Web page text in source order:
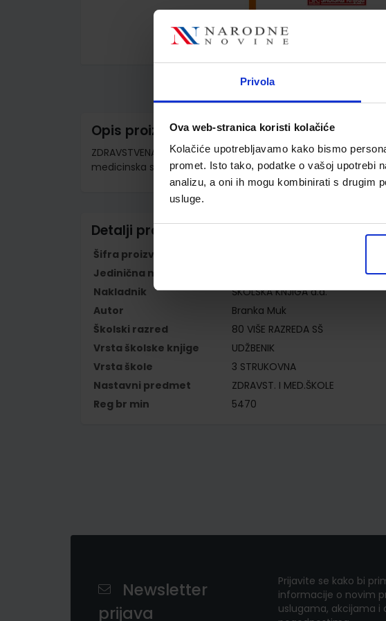
Privola
Ova web-stranica koristi kolačiće
Kolačiće upotrebljavamo kako bismo
promet. Isto tako, podatke o vašoj upotrebi
analizu, a oni ih mogu kombinirati s drugim
usluge.
gallery
Opis proizvoda
ZDRAVSTVENA NJEGA PSIHIJATRIJSKIH BOLESNIKA;
medicinska sestra opće njege/medicinski tehničar opće
Detalji proizvoda
Šifra proizvoda
Jedinična mjera
Nakladnik
ŠKOLSKA KNJIGA d.d.
Autor
Branka Muk
Školski razred
80 VIŠE RAZREDA SŠ
Vrsta školske knjige
UDŽBENIK
Vrsta škole
3 STRUKOVNA
Nastavni predmet
ZDRAVST. I MED.ŠKOLE
Reg br min
5470
Newsletter
prijava
Prijavite se kako bi
informacije o novim
uslugama, akcijama i